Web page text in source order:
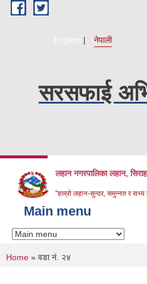
Skip to main content
English नेपाली
सरसफाई
लहान नगरपालिका लहान,
"हाम्रो लहान-सुन्दर, समुन्नत र सभ्य
Main menu
You are here
Home » वडा नं. २४